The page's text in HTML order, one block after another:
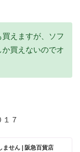
えますが、ソフ
か買えないのでオ
７
ません | 阪急百貨店